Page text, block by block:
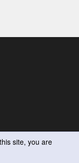
site, you are